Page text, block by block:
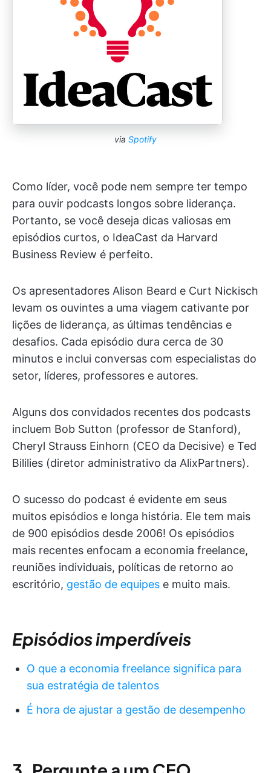
via Spotify
Como líder, você pode nem sempre ter tempo
para ouvir podcasts longos sobre liderança.
Portanto, se você deseja dicas valiosas em
episódios curtos, o IdeaCast da Harvard
Business Review é perfeito.
Os apresentadores Alison Beard e Curt Nickisch
levam os ouvintes a uma viagem cativante por
lições de liderança, as últimas tendências e
desafios. Cada episódio dura cerca de 30
minutos e inclui conversas com especialistas do
setor, líderes, professores e autores.
Alguns dos convidados recentes dos podcasts
incluem Bob Sutton (professor de Stanford),
Cheryl Strauss Einhorn (CEO da Decisive) e Ted
Bililies (diretor administrativo da AlixPartners).
O sucesso do podcast é evidente em seus
muitos episódios e longa história. Ele tem mais
de 900 episódios desde 2006! Os episódios
mais recentes enfocam a economia freelance,
reuniões individuais, políticas de retorno ao
escritório, gestão de equipes e muito mais.
Episódios imperdíveis
O que a economia freelance significa para
sua estratégia de talentos
É hora de ajustar a gestão de desempenho